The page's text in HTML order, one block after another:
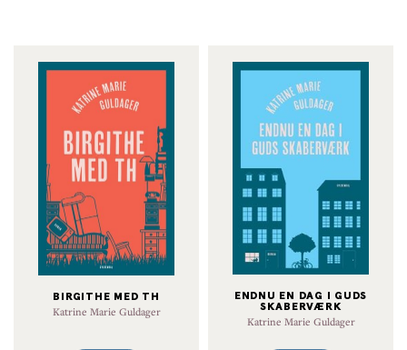
BIRGITHE MED TH
Katrine Marie Guldager
ENDNU EN DAG I GUDS
SKABERVÆRK
Katrine Marie Guldager